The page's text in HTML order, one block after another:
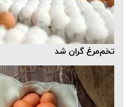
تخم‌مرغ گران شد